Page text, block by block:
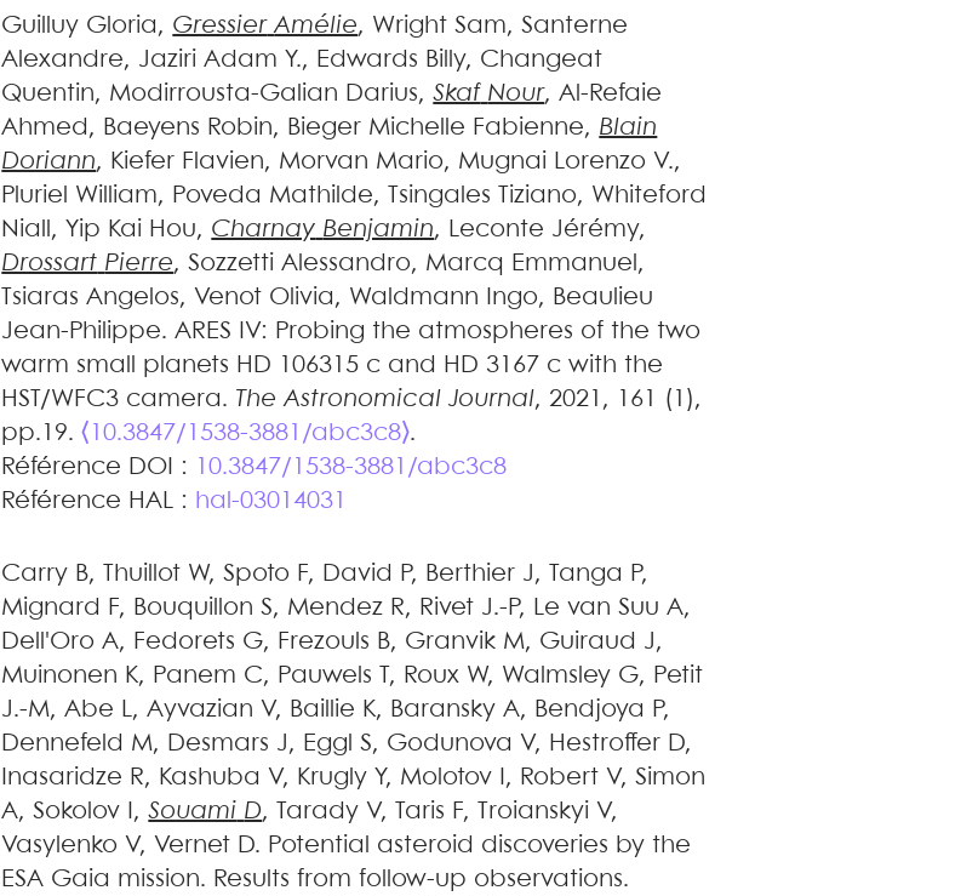
Guilluy Gloria, Gressier Amélie, Wright Sam,Santerne
Alexandre, Jaziri Adam Y., Edwards Billy, Changeat
Quentin, Modirrousta-Galian Darius,Skaf Nour,Al-Refaie
Ahmed , Baeyens Robin, Bieger Michelle Fabienne, Blain
Doriann, Kiefer Flavien, Morvan Mario, Mugnai Lorenzo V.,
Pluriel
William, Poveda Mathilde, Tsingales Tiziano, Whiteford
Niall , Yip Kai Hou, Charnay Benjamin, Leconte Jérémy,
Drossart Pierre,Sozzetti Alessandro, Marcq Emmanuel ,
Tsiaras Angelos, Venot Olivia, Waldmann Ingo, Beaulieu
Jean-Philippe.ARES IV: Probing the atmospheres of the two
warm small planets HD 106315 c and HD 3167 c with the
HST/WFC3 camera. The Astronomical Journal, 2021, 161 (1),
pp.19.⟨10.3847/1538-3881/abc3c8⟩.
Référence DOI :
10.3847/1538-3881/abc3c8
Référence HAL : hal-03014031
Carry B, Thuillot W,Spoto F, David P, Berthier J, Tanga P,
Mignard
F, Bouquillon S, Mendez R, Rivet J.-P, Le van Suu A,
Dell'Oro A, Fedorets G, Frezouls B, Granvik M, Guiraud J,
Muinonen K, Panem C, Pauwels , Roux W, Walmsley G, Petit
J.-M,Abe L,Ayvazian V, Baillie K, Baransky A, Bendjoya P,
Dennefeld M, Desmars J, Eggl S, Godunova V, Hestroffer D,
Inasaridze R, Kashuba V, Krugly Y, Molotov , Robert V,Simon
A,Sokolov ,Souami D, Tarady V, Taris F, Troianskyi V,
Vasylenko V, Vernet D. Potential asteroid discoveries by the
ESA Gaia mission. Results from follow-up observations.